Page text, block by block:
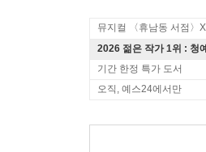
2026 젊은 작가 1위 : 청예
기간 한정 특가 도서
오직, 예스24에서만